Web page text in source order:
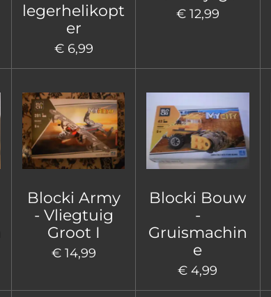
legerhelikopt
er
€ 6,99
€ 12,99
Blocki Army
- Vliegtuig
Groot I
€ 14,99
Blocki Bouw
-
Gruismachin
e
€ 4,99